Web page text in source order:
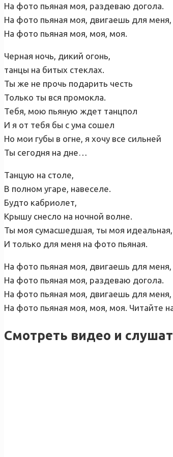
На фото пьяная моя, раздеваю догола.
На фото пьяная моя, двигаешь для меня,
На фото пьяная моя, моя, моя.
Черная ночь, дикий огонь,
танцы на битых стеклах.
Ты же не прочь подарить честь
Только ты вся промокла.
Тебя, мою пьяную ждет танцпол
И я от тебя бы с ума сошел
Но мои губы в огне, я хочу все сильней
Ты сегодня на дне…
Танцую на столе,
В полном угаре, навеселе.
Будто кабриолет,
Крышу снесло на ночной волне.
Ты моя сумасшедшая, ты моя идеальная,
И только для меня на фото пьяная.
На фото пьяная моя, двигаешь для меня,
На фото пьяная моя, раздеваю догола.
На фото пьяная моя, двигаешь для меня,
На фото пьяная моя, моя, моя. Читайте
Смотреть видео и